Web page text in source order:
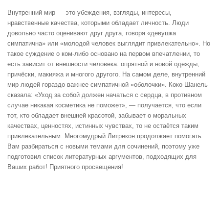
Внутренний мир — это убеждения, взгляды, интересы,
нравственные качества, которыми обладает личность. Люди
довольно часто оценивают друг друга, говоря «девушка
симпатична» или «молодой человек выглядит привлекательно». Но
такое суждение о ком-либо основано на первом впечатлении, то
есть зависит от внешности человека: опрятной и новой одежды,
причёски, макияжа и многого другого. На самом деле, внутренний
мир людей гораздо важнее симпатичной «оболочки». Коко Шанель
сказала: «Уход за собой должен начаться с сердца, в противном
случае никакая косметика не поможет», — получается, что если
тот, кто обладает внешней красотой, забывает о моральных
качествах, ценностях, истинных чувствах, то не остаётся таким
привлекательным. Многомудрый Литрекон продолжает помогать
Вам разбираться с новыми темами для сочинений, поэтому уже
подготовил список литературных аргументов, подходящих для
Ваших работ! Приятного просвещения!